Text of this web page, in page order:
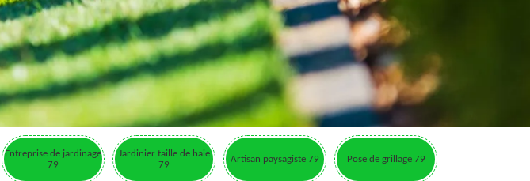
Entreprise de jardinage
79
Jardinier taille de haie
79
Artisan paysagiste 79 Pose de grillage 79